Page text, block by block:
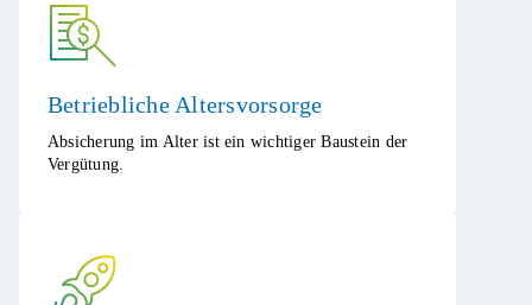
​Betriebliche Altersvorsorge
​Absicherung im Alter ist ein wichtiger Baustein der
Vergütung.